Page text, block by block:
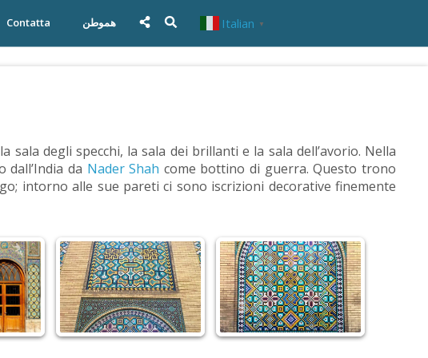
Contatta هموطن Italian ▼
degli specchi, la sala dei brillanti e la sala dell’avorio. Nella
da Nader Shah come bottino di guerra. Questo trono
intorno alle sue pareti ci sono iscrizioni decorative finemente